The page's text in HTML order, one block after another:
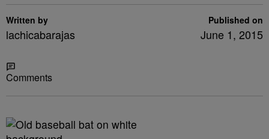
Written by
lachicabarajas
Published on
June 1, 2015
Comments